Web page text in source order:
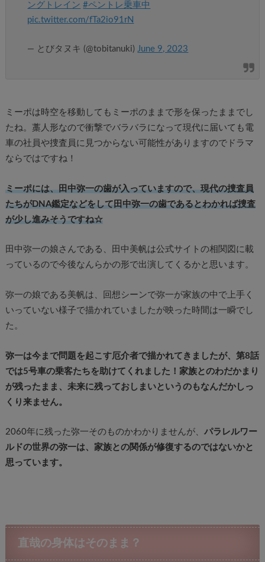
ングトレイン #ペントレ乗車中
pic.twitter.com/fTa2io91rN
— とびタヌキ (@tobitanuki) June 9, 2023
ミーポは時空を移動してもミーポのままで形を保ったままでし
たね。藁人形なので衝撃でバラバラになって現代に届いても電
車の社員や捜査員に見つからない可能性がありますのでドラマ
ならではですね！
ミーポには、田中弥一の歯が入っていますので、現代の捜査員
たちがDNA鑑定などをして田中弥一の歯であるとわかれば捜査
が少し進みそうですね☆
田中弥一の娘さんである、田中美帆は公式サイトの相関図に載
っているので今後なんらかの形で出演してくるかと思います。
弥一の娘である美帆は、回想シーンで弥一が家族の中で上手く
いっていない様子で描かれていましたが映った時間は一瞬でし
た。
弥一は今まで問題を起こす厄介者で描かれてきましたが、第8話
では5号車の乗客たちを助けてくれました！家族とのわだかまり
が残ったまま、未来に残っておしまいというのもなんだかしっ
くり来ません。
2060年に残った弥一そのものかわかりませんが、 パラレルワー
ルドの世界の弥一は、家族との関係が修復するのではないかと
思っています。
直哉の身体はそのまま？